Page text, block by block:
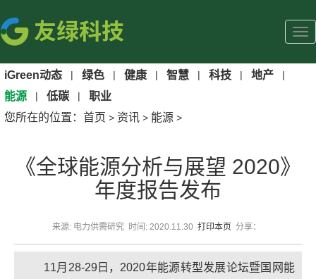
iGreen动态 | 绿色 | 健康 | 智慧 | 科技 | 地产 |
能源 | 低碳 |
职业
您所在的位置： 首页 > 资讯 > 能源 >
《全球能源分析与展望 2020》
年度报告发布
来源: 电力供需研究 时间: 2020.11.30 打印本页 分享：
​11月28-29日，2020年能源转型发展论坛暨国网能